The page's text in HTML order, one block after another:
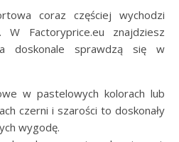
coraz częściej wychodzi
Factoryprice.eu znajdziesz
doskonale sprawdzą się w
w pastelowych kolorach lub
czerni i szarości to doskonały
wygodę.